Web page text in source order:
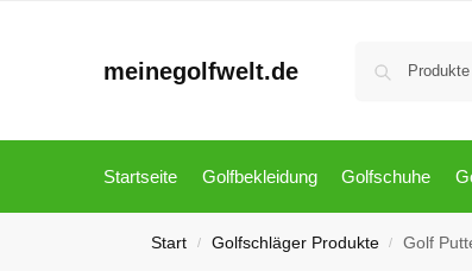
meinegolfwelt.de
Startseite Golfbekleidung Golfschuhe
Start / Golfschläger Produkte / Golf